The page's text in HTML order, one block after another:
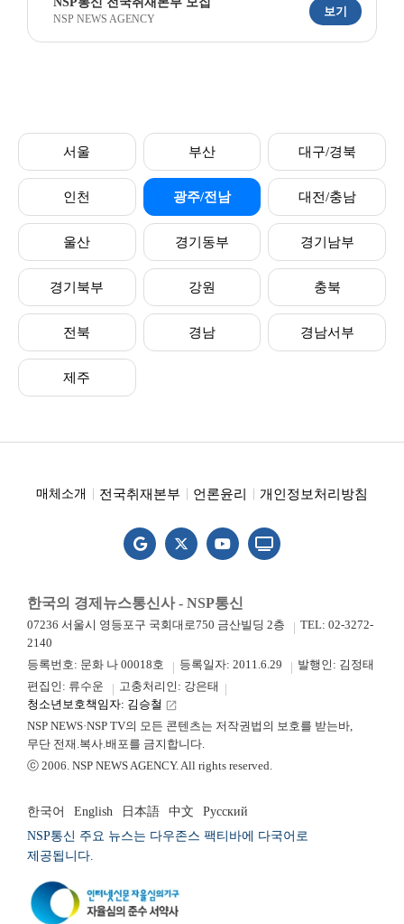
NSP NEWS AGENCY
보기
서울 부산 대구/경북
인천 광주/전남 대전/충남
울산 경기동부 경기남부
경기북부 강원 충북
전북 경남 경남서부
제주
매체소개 전국취재본부 언론윤리 개인정보처리방침
한국의 경제뉴스통신사 - NSP통신
07236 서울시 영등포구 국회대로750 금산빌딩 2층
TEL: 02-3272-
2140
등록번호: 문화 나 00018호
등록일자: 2011.6.29
발행인: 김정태
편집인: 류수운
고충처리인: 강은태
청소년보호책임자: 김승철 launch
NSP NEWS·NSP TV의 모든 콘텐츠는 저작권법의 보호를 받는바,
무단 전재.복사.배포를 금지합니다.
ⓒ 2006. NSP NEWS AGENCY. All rights reserved.
한국어 English 日本語 中文
Русский
NSP통신 주요 뉴스는 다우존스 팩티바에 다국어로
제공됩니다.